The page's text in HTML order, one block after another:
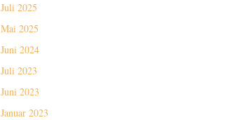
Juli 2025
Mai 2025
Juni 2024
Juli 2023
Juni 2023
Januar 2023